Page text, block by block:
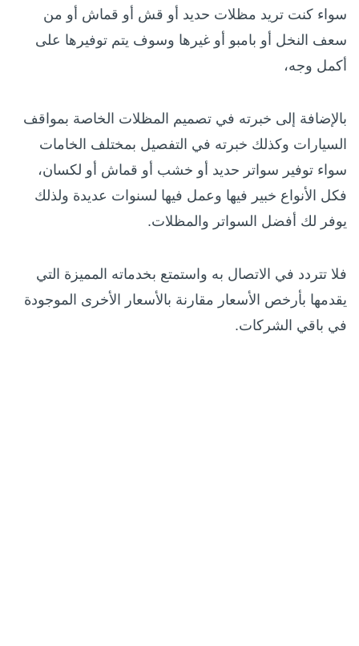
سواء كنت تريد مظلات حديد أو قش أو قماش أو من
سعف النخل أو بامبو أو غيرها وسوف يتم توفيرها على
أكمل وجه،
بالإضافة إلى خبرته في تصميم المظلات الخاصة بمواقف
السيارات وكذلك خبرته في التفصيل بمختلف الخامات
سواء توفير سواتر حديد أو خشب أو قماش أو لكسان،
فكل الأنواع خبير فيها وعمل فيها لسنوات عديدة ولذلك
يوفر لك أفضل السواتر والمظلات.
فلا تتردد في الاتصال به واستمتع بخدماته المميزة التي
يقدمها بأرخص الأسعار مقارنة بالأسعار الأخرى الموجودة
في باقي الشركات.